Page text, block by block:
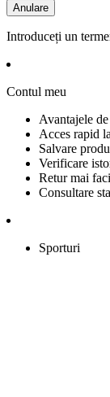
Anulare
Introduceți un
Contul meu
Avantajele
Acces rapid
Salvare
Verificare
Retur mai
Consultare
Sporturi